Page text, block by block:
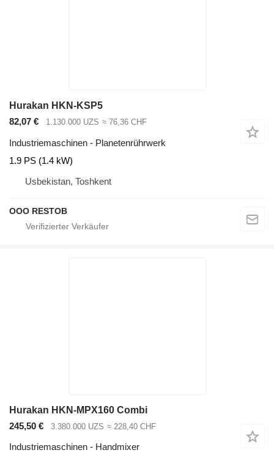
Hurakan HKN-KSP5
82,07 €
1.130.000 UZS ≈ 76,36 CHF
Industriemaschinen - Planetenrührwerk
1.9 PS (1.4 kW)
Usbekistan, Toshkent
OOO RESTOB
Hurakan HKN-MPX160 Combi
245,50 €
3.380.000 UZS ≈ 228,40 CHF
Industriemaschinen - Handmixer